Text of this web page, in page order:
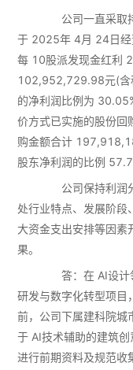
公司一直采取持
于 2025年 4月 24日经
每 10股派发现金红利
102,952,729.98元(含
的净利润比例为
价方式已实施的股份
购金额合计
股东净利润的比例
公司保持利润分
处行业特点、发展阶段
大资金支出安排等因素
果。
答：在 AI设计
研发与数字化转型项目
前，公司下属建科院城
于 AI技术辅助的建筑
进行前期资料及规范收